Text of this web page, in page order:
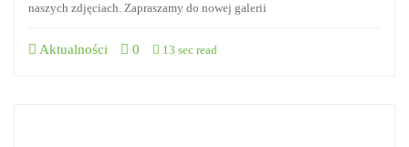
naszych zdjęciach. Zapraszamy do nowej galerii
Aktualności 0 13 sec read